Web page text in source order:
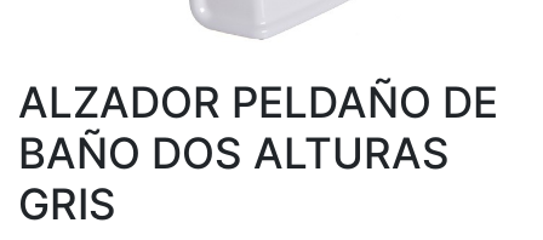
ALZADOR PELDAÑO DE
BAÑO DOS ALTURAS
GRIS